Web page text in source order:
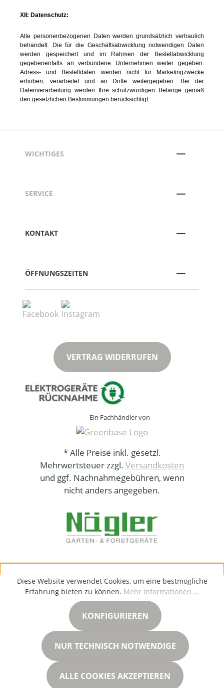
XII: Datenschutz:
Alle personenbezogenen Daten werden grundsätzlich vertraulich
behandelt. Die für die Geschäftsabwicklung notwendigen Daten
werden gespeichert und im Rahmen der Bestellabwicklung
gegebenenfalls an verbundene Unternehmen weiter gegeben.
Adress- und Bestelldaten werden nicht für Marketingzwecke
erhoben, verarbeitet und an Dritte weitergegeben. Bei der
Datenverarbeitung werden Ihre schutzwürdigen Belange gemäß
den gesetzlichen Bestimmungen berücksichtigt.
WICHTIGES
SERVICE
KONTAKT
ÖFFNUNGSZEITEN
VERTRAG WIDERRUFEN
Ein Fachhändler von
* Alle Preise inkl. gesetzl.
Mehrwertsteuer zzgl. Versandkosten
und ggf. Nachnahmegebühren, wenn
nicht anders angegeben.
Diese Website verwendet Cookies, um eine bestmögliche
Erfahrung bieten zu können. Mehr Informationen ...
NUR TECHNISCH NOTWENDIGE
KONFIGURIEREN
ALLE COOKIES AKZEPTIEREN